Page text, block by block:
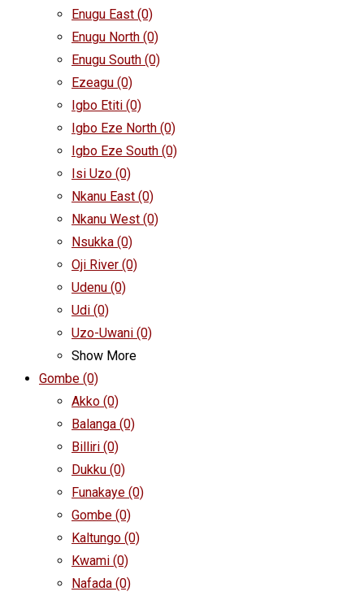
Enugu East (0)
Enugu North (0)
Enugu South (0)
Ezeagu (0)
Igbo Etiti (0)
Igbo Eze North (0)
Igbo Eze South (0)
Isi Uzo (0)
Nkanu East (0)
Nkanu West (0)
Nsukka (0)
Oji River (0)
Udenu (0)
Udi (0)
Uzo-Uwani (0)
Show More
Gombe (0)
Akko (0)
Balanga (0)
Billiri (0)
Dukku (0)
Funakaye (0)
Gombe (0)
Kaltungo (0)
Kwami (0)
Nafada (0)